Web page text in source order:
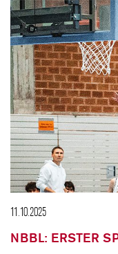
11.10.2025
NBBL: ERSTER